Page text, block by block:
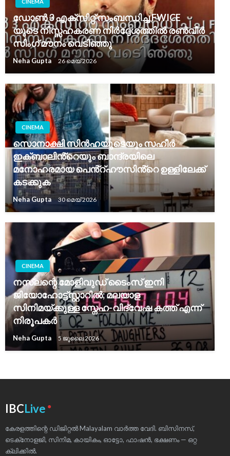
CINEMA
ഡോൺ 3 എക്സിറ്റ് സംബന്ധിച്ച FWICE
യുടെ നിസ്സഹകരണ നിർദ്ദേശത്തിൽ രൺവീർ
സിംഗ് മൗനം വെടിഞ്ഞു
Neha Gupta 26 മെയ്‌ 2026
CINEMA
സൊനാക്ഷി സിൻഹയുടെയും സഹീർ
ഇക്ബാലിൻ്റെയും ബാന്ദ്രയിലെ
മനോഹരമായ പെൻ്റ്‌ഹൗസിൻ്റെ ഉള്ളിലേക്ക്
കടക്കുക
Neha Gupta 30 മെയ്‌ 2026
CINEMA
നസ്‌ലന്റെ മോളിവുഡ് ടൈംസ് ഇനി
ജിയോഹോട്ട്‌സ്റ്റാറിൽ; മലയാള
സിനിമയ്ക്കുള്ള സ്നേഹ-വിദ്വേഷ കത്ത് എന്ന്
നിരൂപകർ
Neha Gupta 5 ജൂലൈ 2026
IBCLive ●
കേരളത്തിന്റെ ഡിജിറ്റൽ Malayalam വാർത്ത വേദി. ബിസിനസ്,
ടെക്‌നോളജി, സിനിമ, കായികം, ഓട്ടോ, ഫാഷൻ, ഭക്ഷണം — ഒറ്റ
ക്ലിക്കിൽ.